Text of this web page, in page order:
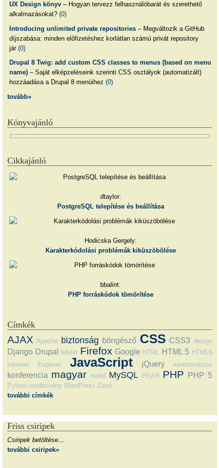
UX Design könyv– Hogyan tervezz felhasználóbarát és szerethető
alkalmazásokat? (0)
Introducing unlimited private repositories– Megváltozik a GitHub
díjszabása: minden előfizetéshez korlátlan számú privát repository
jár (0)
Drupal 8 Twig: add custom CSS classes to menus (based on menu
name)– Saját elképzeléseink szerinti CSS osztályok (automatizált)
hozzáadása a Drupal 8 menüihez (0)
tovább»
Könyvajánló
Cikkajánló
dtaylor:
PostgreSQL telepítése és beállítása
Hodicska Gergely:
Karakterkódolási problémák kiküszöbölése
bbalint:
PHP forráskódok tömörítése
Címkék
AJAX Apache biztonság böngésző CSS CSS3 design
Django Drupal felület Firefox Google HTML HTML 5 HTML5
Internet Explorer
JavaScript jQuery keretrendszer
konferencia magyar mobil MySQL PEAR PHP PHP 5
Python rendezvény WordPress Zend
további címkék
Friss csiripek
Csiripek betöltése…
további csiripek»